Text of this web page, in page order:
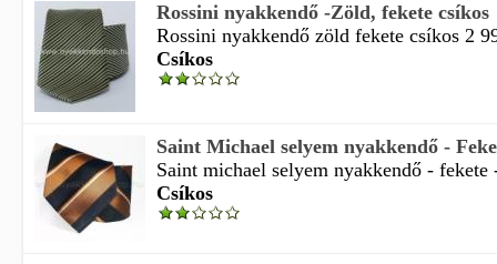
Rossini nyakkendő -Zöld, fekete csíkos
Rossini nyakkendő zöld fekete csíkos 2
Csíkos
Saint Michael selyem nyakkendő -
Saint michael selyem nyakkendő - fekete
Csíkos